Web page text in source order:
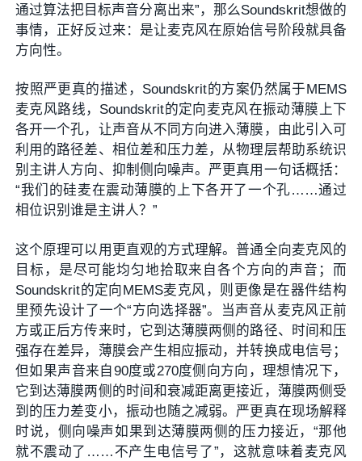
通过算法把目标声音分离出来”，那么Soundskrit想做的
事情，正好反过来：是让麦克风在原始信号阶段就具备
方向性。
按照严更真的描述，Soundskrit的方案仍然属于MEMS
麦克风路线，Soundskrit的定向麦克风在振动薄膜上下
各开一个孔，让声音从不同方向进入薄膜，由此引入可
利用的路径差、相位差和压力差，从物理层帮助系统识
别主讲人方向、抑制侧向噪声。严更真用一句话概括：
“我们的硅麦在震动薄膜的上下各开了一个孔……通过
相位识别谁是主讲人？”
这个原理可以用更直观的方式理解。普通全向麦克风的
目标，是尽可能均匀地拾取来自各个方向的声音；而
Soundskrit的定向MEMS麦克风，则更像是在器件结构
里预先设计了一个“方向选择器”。当声音从麦克风正前
方或正后方传来时，它到达薄膜两侧的路径、时间和压
强存在差异，薄膜会产生相应振动，并转换成电信号；
但如果声音来自90度或270度侧向方向，理想情况下，
它到达薄膜两侧的时间和衰减距离更接近，薄膜两侧受
到的压力差变小，振动也随之减弱。严更真在现场解释
时说，侧向噪声如果到达薄膜两侧的压力接近，“那他
就不震动了……不产生电信号了”，这就意味着麦克风